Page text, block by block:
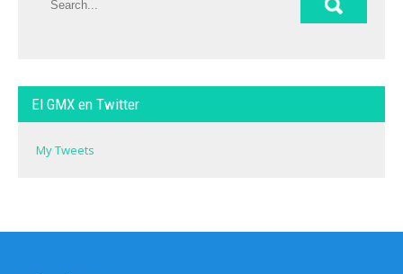
El GMX en Twitter
My Tweets